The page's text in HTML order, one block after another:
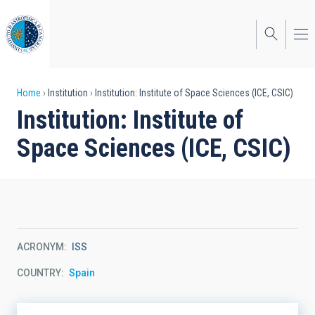
to
main
content
Breadcrumb
Home Institution Institution: Institute of Space Sciences (ICE, CSIC)
Institution: Institute of
Space Sciences (ICE, CSIC)
ACRONYM ISS
COUNTRY Spain